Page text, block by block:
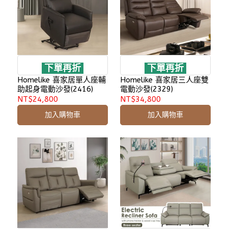
下單再折
Homelike 喜家居單人座輔
助起身電動沙發(2416)
NT$24,800
加入購物車
下單再折
Homelike 喜家居三人座雙
電動沙發(2329)
NT$34,800
加入購物車